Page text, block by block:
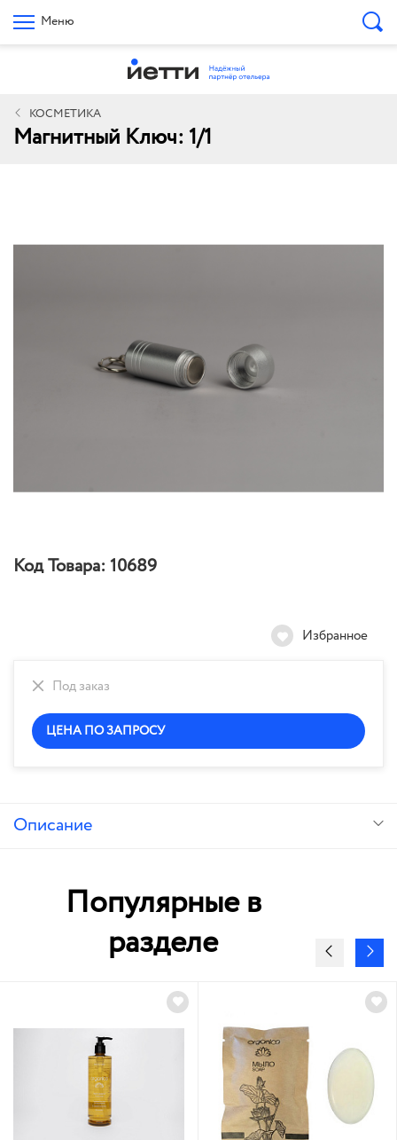
Меню
КОСМЕТИКА
Магнитный Ключ: 1/1
Код Товара: 10689
Избранное
Под заказ
ЦЕНА ПО ЗАПРОСУ
Описание
Популярные в
разделе